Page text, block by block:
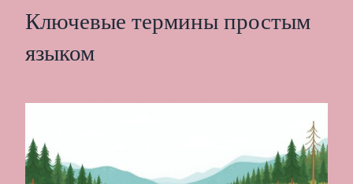
Ключевые термины простым
языком